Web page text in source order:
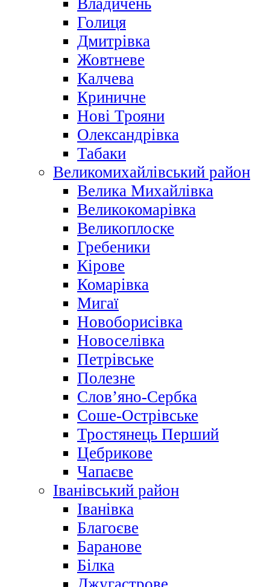
Владичень
Голиця
Дмитрівка
Жовтневе
Калчева
Криничне
Нові Трояни
Олександрівка
Табаки
Великомихайлівський район
Велика Михайлівка
Великокомарівка
Великоплоске
Гребеники
Кірове
Комарівка
Мигаї
Новоборисівка
Новоселівка
Петрівське
Полезне
Слов’яно-Сербка
Соше-Острівське
Тростянець Перший
Цебрикове
Чапаєве
Іванівський район
Іванівка
Благоєве
Баранове
Білка